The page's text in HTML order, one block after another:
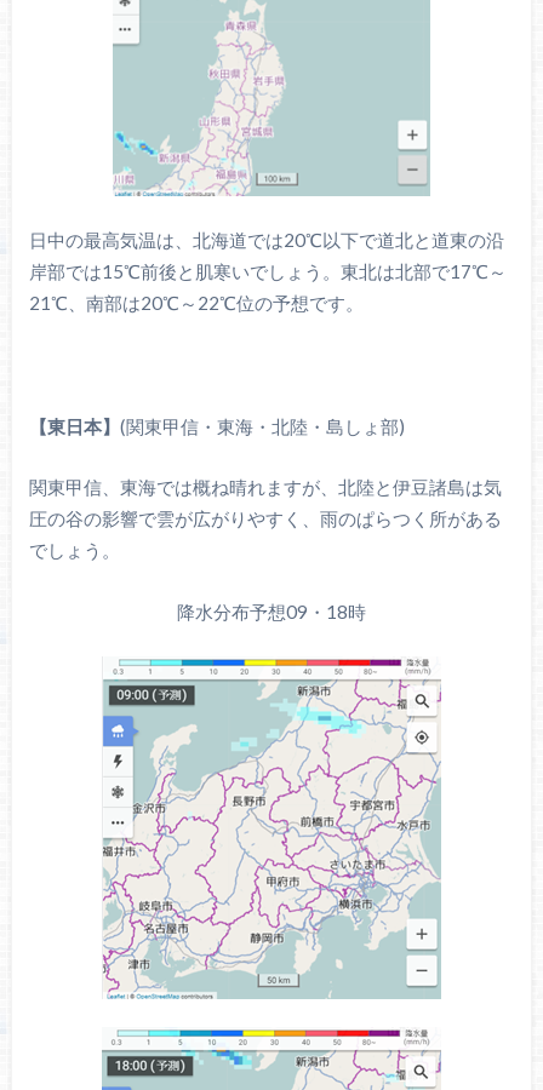
日中の最高気温は、北海道では20℃以下で道北と道東の沿
岸部では15℃前後と肌寒いでしょう。東北は北部で17℃～
21℃、南部は20℃～22℃位の予想です。
【東日本】 (関東甲信・東海・北陸・島しょ部)
関東甲信、東海では概ね晴れますが、北陸と伊豆諸島は気
圧の谷の影響で雲が広がりやすく、雨のぱらつく所がある
でしょう。
降水分布予想09・18時